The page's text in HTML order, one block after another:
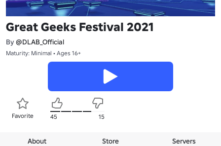
Great Geeks Festival 2021
By @DLAB_Official
Maturity: Minimal • Ages 16+
Favorite 45 15
About Store Servers